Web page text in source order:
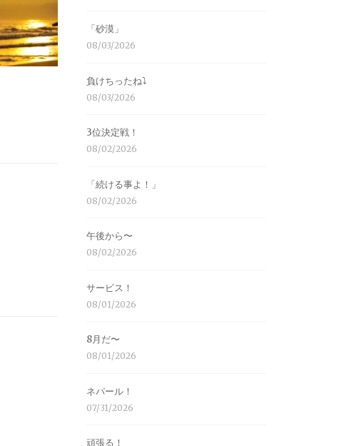
「砂漠」
08/03/2026
負けちったね⤵︎
08/03/2026
3位決定戦！
08/02/2026
「続ける事よ！」
08/02/2026
午後から〜
08/02/2026
サービス！
08/01/2026
8月だ〜
08/01/2026
ネパール！
07/31/2026
頑張る！